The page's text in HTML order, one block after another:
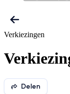
Verkiezingen
Delen